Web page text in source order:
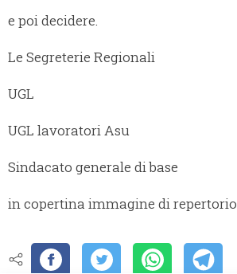
e poi decidere.
Le Segreterie Regionali
UGL
UGL lavoratori Asu
Sindacato generale di base
in copertina immagine di repertorio